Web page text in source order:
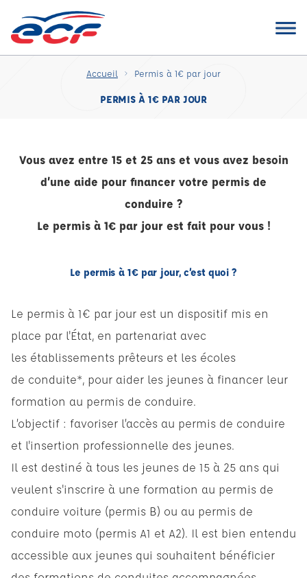
Accueil Permis à 1€ par jour
PERMIS À 1€ PAR JOUR
Vous avez entre 15 et 25 ans et vous avez besoin
d’une aide pour financer votre permis de
conduire ?
Le permis à 1€ par jour est fait pour vous !
Le permis à 1€ par jour, c’est quoi ?
Le permis à 1€ par jour est un dispositif mis en
place par l'État, en partenariat avec
les établissements prêteurs et les écoles
de conduite*, pour aider les jeunes à financer leur
formation au permis de conduire.
L’objectif : favoriser l’accès au permis de conduire
et l'insertion professionnelle des jeunes.
Il est destiné à tous les jeunes de 15 à 25 ans qui
veulent s'inscrire à une formation au permis de
conduire voiture (permis B) ou au permis de
conduire moto (permis A1 et A2). Il est bien entendu
accessible aux jeunes qui souhaitent bénéficier